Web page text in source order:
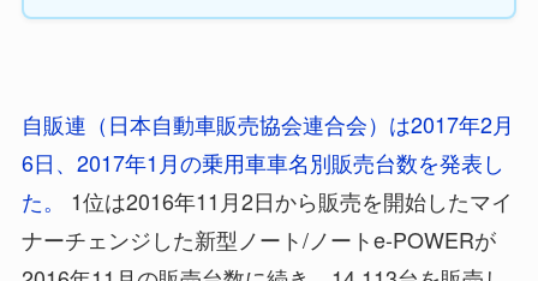
自販連（日本自動車販売協会連合会）は2017年2月
6日、2017年1月の乗用車車名別販売台数を発表し
た。 1位は2016年11月2日から販売を開始したマイ
ナーチェンジした新型ノート/ノートe-POWERが